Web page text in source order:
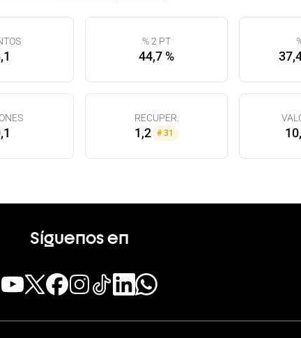
% 2 PT
44,7 %
RECUPER.
1,2 # 31
Síguenos en